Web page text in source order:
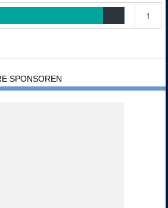
1
SPONSOREN